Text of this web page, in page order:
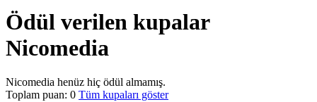
Ödül verilen kupalar
Nicomedia
Nicomedia henüz hiç ödül almamış.
Toplam puan: 0 Tüm kupaları göster